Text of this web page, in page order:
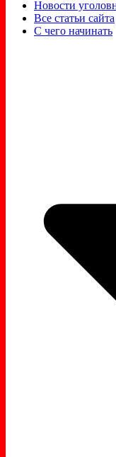
Новости
Все статьи сайта
С чего начинать